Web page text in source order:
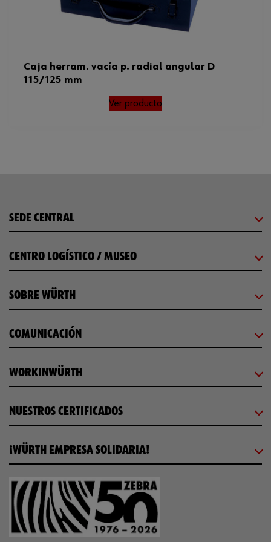
Caja herram. vacía p. radial angular D
115/125 mm
Ver producto
SEDE CENTRAL
CENTRO LOGÍSTICO / MUSEO
SOBRE WÜRTH
COMUNICACIÓN
WORKINWÜRTH
NUESTROS CERTIFICADOS
¡WÜRTH EMPRESA SOLIDARIA!